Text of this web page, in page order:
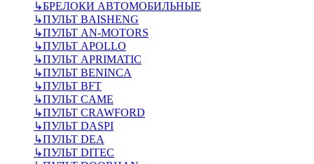
↳БРЕЛОКИ АВТОМОБИЛЬНЫЕ
↳ПУЛЬТ BAISHENG
↳ПУЛЬТ AN-MOTORS
↳ПУЛЬТ APOLLO
↳ПУЛЬТ APRIMATIC
↳ПУЛЬТ BENINCA
↳ПУЛЬТ BFT
↳ПУЛЬТ CAME
↳ПУЛЬТ CRAWFORD
↳ПУЛЬТ DASPI
↳ПУЛЬТ DEA
↳ПУЛЬТ DITEC